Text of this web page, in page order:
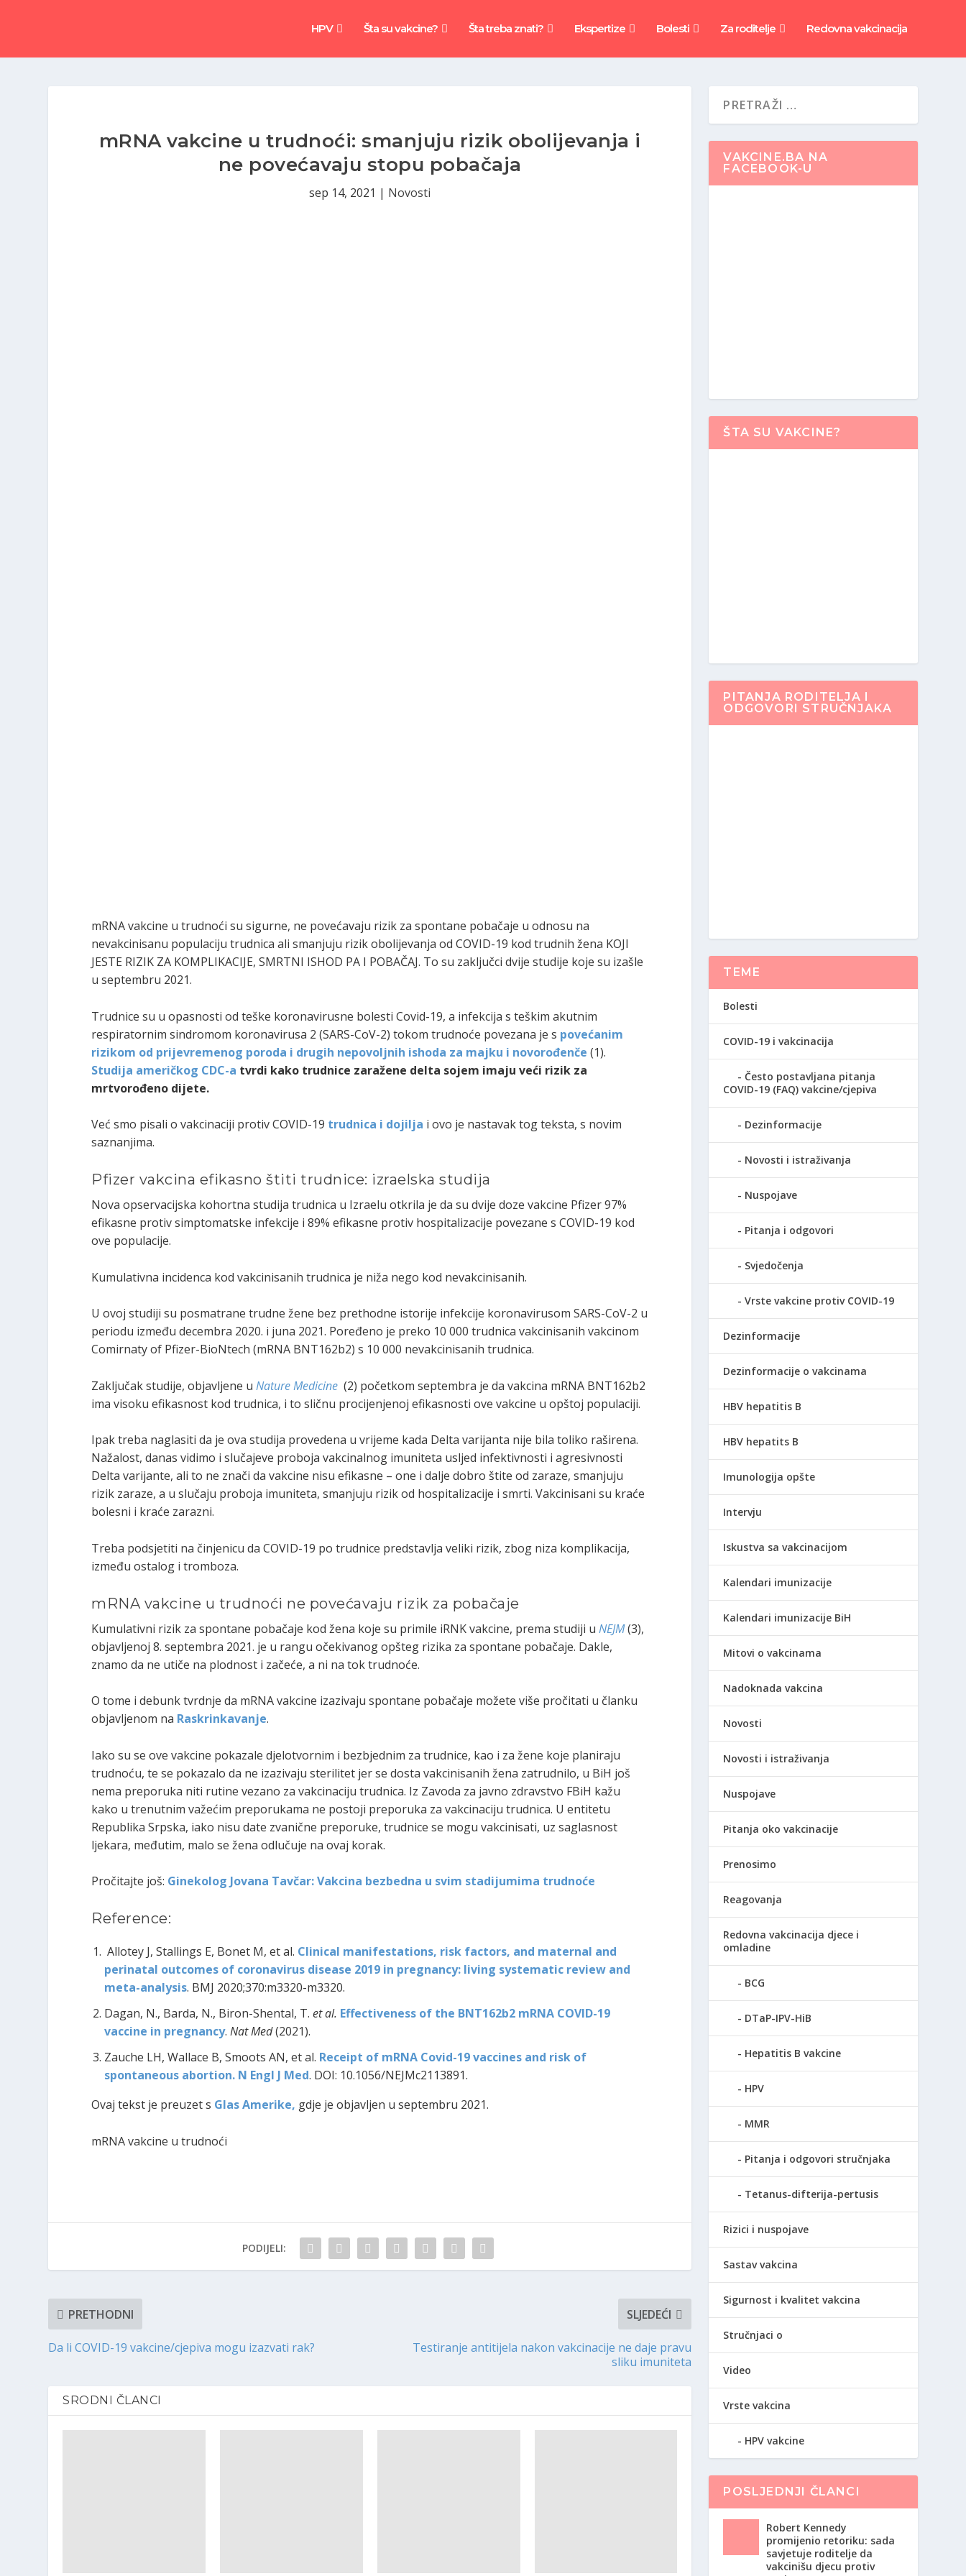
HPV Šta su vakcine? Šta treba znati? Ekspertize Bolesti Za roditelje Redovna vakcinacija
mRNA vakcine u trudnoći: smanjuju rizik obolijevanja i
ne povećavaju stopu pobačaja
sep 14, 2021 | Novosti
mRNA vakcine u trudnoći su sigurne, ne povećavaju rizik za spontane pobačaje u odnosu na
nevakcinisanu populaciju trudnica ali smanjuju rizik obolijevanja od COVID-19 kod trudnih žena KOJI
JESTE RIZIK ZA KOMPLIKACIJE, SMRTNI ISHOD PA I POBAČAJ. To su zaključci dvije studije koje su izašle
u septembru 2021.
Trudnice su u opasnosti od teške koronavirusne bolesti Covid-19, a infekcija s teškim akutnim
respiratornim sindromom koronavirusa 2 (SARS-CoV-2) tokom trudnoće povezana je s povećanim
rizikom od prijevremenog poroda i drugih nepovoljnih ishoda za majku i novorođenče (1).
Studija američkog CDC-a tvrdi kako trudnice zaražene delta sojem imaju veći rizik za
mrtvorođeno dijete.
Već smo pisali o vakcinaciji protiv COVID-19 trudnica i dojilja i ovo je nastavak tog teksta, s novim
saznanjima.
Pfizer vakcina efikasno štiti trudnice: izraelska studija
Nova opservacijska kohortna studija trudnica u Izraelu otkrila je da su dvije doze vakcine Pfizer 97%
efikasne protiv simptomatske infekcije i 89% efikasne protiv hospitalizacije povezane s COVID-19 kod
ove populacije.
Kumulativna incidenca kod vakcinisanih trudnica je niža nego kod nevakcinisanih.
U ovoj studiji su posmatrane trudne žene bez prethodne istorije infekcije koronavirusom SARS-CoV-2 u
periodu između decembra 2020. i juna 2021. Poređeno je preko 10 000 trudnica vakcinisanih vakcinom
Comirnaty of Pfizer-BioNtech (mRNA BNT162b2) s 10 000 nevakcinisanih trudnica.
Zaključak studije, objavljene uNature Medicine (2) početkom septembra je da vakcina mRNA BNT162b2
ima visoku efikasnost kod trudnica, i to sličnu procijenjenoj efikasnosti ove vakcine u opštoj populaciji.
Ipak treba naglasiti da je ova studija provedena u vrijeme kada Delta varijanta nije bila toliko raširena.
Nažalost, danas vidimo i slučajeve proboja vakcinalnog imuniteta usljed infektivnosti i agresivnosti
Delta varijante, ali to ne znači da vakcine nisu efikasne – one i dalje dobro štite od zaraze, smanjuju
rizik zaraze, a u slučaju proboja imuniteta, smanjuju rizik od hospitalizacije i smrti. Vakcinisani su kraće
bolesni i kraće zarazni.
Treba podsjetiti na činjenicu da COVID-19 po trudnice predstavlja veliki rizik, zbog niza komplikacija,
između ostalog i tromboza.
mRNA vakcine u trudnoći ne povećavaju rizik za pobačaje
Kumulativni rizik za spontane pobačaje kod žena koje su primile iRNK vakcine, prema studiji uNEJM(3),
objavljenoj 8. septembra 2021. je u rangu očekivanog opšteg rizika za spontane pobačaje. Dakle,
znamo da ne utiče na plodnost i začeće, a ni na tok trudnoće.
O tome i debunk tvrdnje da mRNA vakcine izazivaju spontane pobačaje možete više pročitati u članku
objavljenom na Raskrinkavanje.
Iako su se ove vakcine pokazale djelotvornim i bezbjednim za trudnice, kao i za žene koje planiraju
trudnoću, te se pokazalo da ne izazivaju sterilitet jer se dosta vakcinisanih žena zatrudnilo, u BiH još
nema preporuka niti rutine vezano za vakcinaciju trudnica. Iz Zavoda za javno zdravstvo FBiH kažu
kako u trenutnim važećim preporukama ne postoji preporuka za vakcinaciju trudnica. U entitetu
Republika Srpska, iako nisu date zvanične preporuke, trudnice se mogu vakcinisati, uz saglasnost
ljekara, međutim, malo se žena odlučuje na ovaj korak.
Pročitajte još: Ginekolog Jovana Tavčar: Vakcina bezbedna u svim stadijumima trudnoće
Reference:
Allotey J, Stallings E, Bonet M, et al. Clinical manifestations, risk factors, and maternal and
perinatal outcomes of coronavirus disease 2019 in pregnancy: living systematic review and
meta-analysis. BMJ 2020;370:m3320-m3320.
Dagan, N., Barda, N., Biron-Shental, T.et al. Effectiveness of the BNT162b2 mRNA COVID-19
vaccine in pregnancy.Nat Med(2021).
Zauche LH, Wallace B, Smoots AN, et al. Receipt of mRNA Covid-19 vaccines and risk of
spontaneous abortion. N Engl J Med. DOI: 10.1056/NEJMc2113891.
Ovaj tekst je preuzet s Glas Amerike, gdje je objavljen u septembru 2021.
mRNA vakcine u trudnoći
PODIJELI:
PRETHODNI
Da li COVID-19 vakcine/cjepiva mogu izazvati rak?
SLJEDEĆI
Testiranje antitijela nakon vakcinacije ne daje pravu
sliku imuniteta
SRODNI ČLANCI
VAKCINE.BA NA
FACEBOOK-U
ŠTA SU VAKCINE?
PITANJA RODITELJA I
ODGOVORI STRUČNJAKA
TEME
Bolesti
COVID-19 i vakcinacija
Često postavljana pitanja
COVID-19 (FAQ) vakcine/cjepiva
Dezinformacije
Novosti i istraživanja
Nuspojave
Pitanja i odgovori
Svjedočenja
Vrste vakcine protiv COVID-19
Dezinformacije
Dezinformacije o vakcinama
HBV hepatitis B
HBV hepatits B
Imunologija opšte
Intervju
Iskustva sa vakcinacijom
Kalendari imunizacije
Kalendari imunizacije BiH
Mitovi o vakcinama
Nadoknada vakcina
Novosti
Novosti i istraživanja
Nuspojave
Pitanja oko vakcinacije
Prenosimo
Reagovanja
Redovna vakcinacija djece i
omladine
BCG
DTaP-IPV-HiB
Hepatitis B vakcine
HPV
MMR
Pitanja i odgovori stručnjaka
Tetanus-difterija-pertusis
Rizici i nuspojave
Sastav vakcina
Sigurnost i kvalitet vakcina
Stručnjaci o
Video
Vrste vakcina
HPV vakcine
POSLJEDNJI ČLANCI
Robert Kennedy
promijenio retoriku: sada
savjetuje roditelje da
vakcinišu djecu protiv